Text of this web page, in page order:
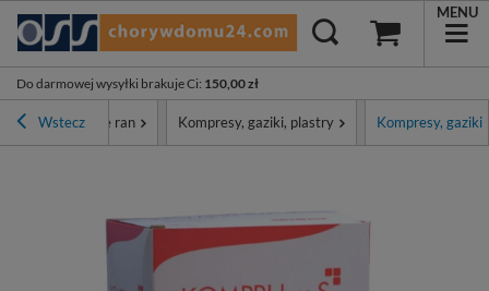
Do darmowej wysyłki brakuje Ci: 150,00 zł
MENU
Wstecz
i leczenie ran Kompresy, gaziki, plastry Kompresy, gaziki